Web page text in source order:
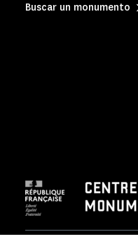
Buscar un monumento